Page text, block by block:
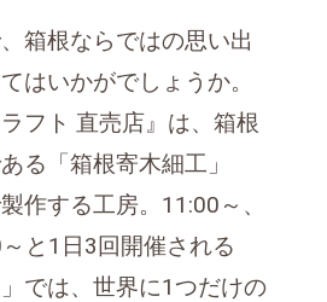
箱根ならではの思い出
はいかがでしょうか。
ラフト 直売店』は、箱根
る「箱根寄木細工」
作する工房。11:00～、
と1日3回開催される
」では、世界に1つだけの